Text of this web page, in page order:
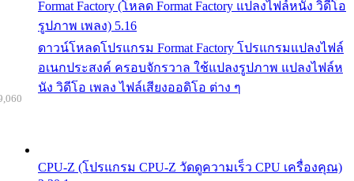
Format Factory (โหลด Format Factory แปลงไฟล์หนัง วิดีโอ
รูปภาพ เพลง) 5.16
ดาวน์โหลดโปรแกรม Format Factory โปรแกรมแปลงไฟล์
อเนกประสงค์ ครอบจักรวาล ใช้แปลงรูปภาพ แปลงไฟล์ห
นัง วิดีโอ เพลง ไฟล์เสียงออดิโอ ต่าง ๆ
CPU-Z (โปรแกรม CPU-Z วัดดูความเร็ว CPU เครื่องคุณ)